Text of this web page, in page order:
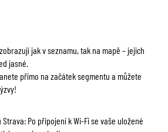
jak v seznamu, tak na mapě – jejich
jasné.
přímo na začátek segmentu a můžete
Po připojení k Wi-Fi se vaše uložené